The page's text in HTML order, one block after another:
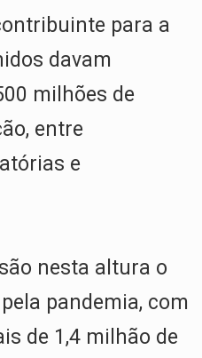
para a
davam
milhões de
entre
e
nesta altura o
pandemia, com
de 1,4 milhão de